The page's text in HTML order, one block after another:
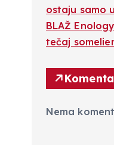
ostaju samo
BLAŽ
tečaj
Nema